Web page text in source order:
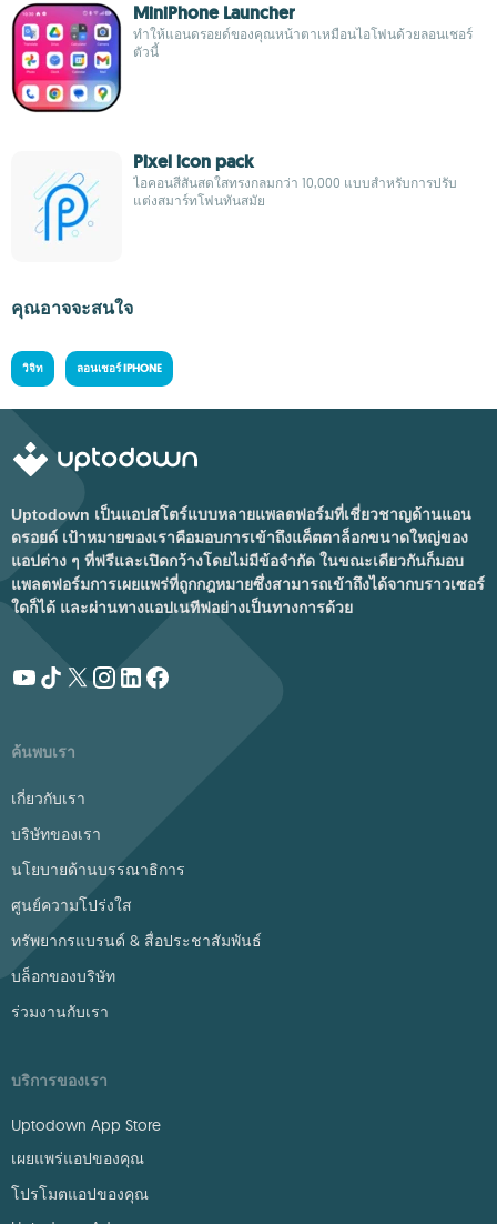
MiniPhone Launcher
ทำให้แอนดรอยด์ของคุณหน้าตาเหมือนไอโฟนด้วยลอนเชอร์
ตัวนี้
Pixel icon pack
ไอคอนสีสันสดใสทรงกลมกว่า 10,000 แบบสำหรับการปรับ
แต่งสมาร์ทโฟนทันสมัย
คุณอาจจะสนใจ
วิจิท ลอนเชอร์ IPHONE
Uptodown เป็นแอปสโตร์แบบหลายแพลตฟอร์มที่เชี่ยวชาญด้านแอน
ดรอยด์ เป้าหมายของเราคือมอบการเข้าถึงแค็ตตาล็อกขนาดใหญ่ของ
แอปต่าง ๆ ที่ฟรีและเปิดกว้างโดยไม่มีข้อจำกัด ในขณะเดียวกันก็มอบ
แพลตฟอร์มการเผยแพร่ที่ถูกกฎหมายซึ่งสามารถเข้าถึงได้จากบราวเซอร์
ใดก็ได้ และผ่านทางแอปเนทีฟอย่างเป็นทางการด้วย
ค้นพบเรา
เกี่ยวกับเรา
บริษัทของเรา
นโยบายด้านบรรณาธิการ
ศูนย์ความโปร่งใส
ทรัพยากรแบรนด์ & สื่อประชาสัมพันธ์
บล็อกของบริษัท
ร่วมงานกับเรา
บริการของเรา
Uptodown App Store
เผยแพร่แอปของคุณ
โปรโมตแอปของคุณ